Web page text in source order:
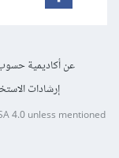
عن أكاديمية حسوب
إرشادات
4.0unless mentioned